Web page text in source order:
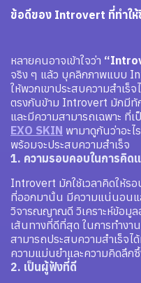
ข้อดีของ Introvert ที่ทำให้
หลายคนอาจเข้าใจว่า
จริง ๆ แล้ว บุคลิกภาพแบบ
ให้พวกเขาประสบความสำเร็
ตรงกันข้าม Introvert มักมีทัก
และมีความสามารถเฉพาะ ที่
EXO SKIN พามาดูกันว่าอะ
พร้อมจะประสบความสำเร็จ
1. ความรอบคอบในการคิด
Introvert มักใช้เวลาคิดให้ร
ที่ออกมานั้น มีความแน่นอนแ
วิจารณญาณดี วิเคราะห์ข้อมูล
เส้นทางที่ดีที่สุด ในการทำงา
สามารถประสบความสำเร็จ
ความแม่นยำและความคิดลึก
2. เป็นผู้ฟังที่ดี